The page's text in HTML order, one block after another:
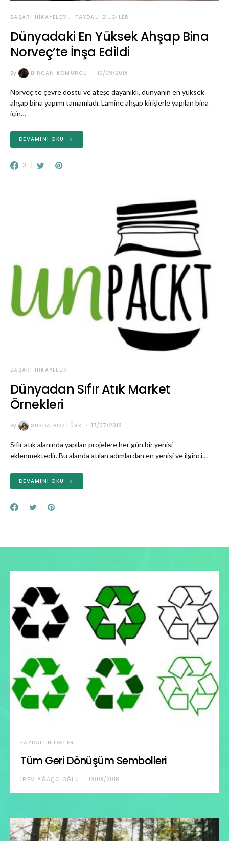
BAŞARI HIKAYELERI FAYDALI BILGILER
Dünyadaki En Yüksek Ahşap Bina
Norveç’te İnşa Edildi
By BIRCAN KÖMÜRCÜ 10/09/2018
Norveç’te çevre dostu ve ateşe dayanıklı, dünyanın en yüksek
ahşap bina yapımı tamamladı. Lamine ahşap kirişlerle yapılan bina
için…
DEVAMINI OKU
3
BAŞARI HIKAYELERI
Dünyadan Sıfır Atık Market
Örnekleri
By SUEDA BOZTÜRK 17/07/2018
Sıfır atık alanında yapılan projelere her gün bir yenisi
eklenmektedir. Bu alanda atılan adımlardan en yenisi ve ilginci…
DEVAMINI OKU
FAYDALI BILGILER
Tüm Geri Dönüşüm Sembolleri
İREM AĞAÇCIOĞLU 13/08/2018